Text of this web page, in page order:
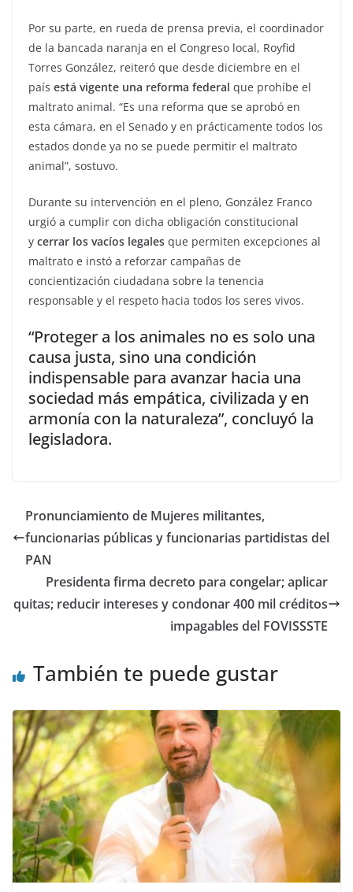
Por su parte, en rueda de prensa previa, el coordinador
de la bancada naranja en el Congreso local, Royfid
Torres González, reiteró que desde diciembre en el
país está vigente una reforma federal que prohíbe el
maltrato animal. “Es una reforma que se aprobó en
esta cámara, en el Senado y en prácticamente todos los
estados donde ya no se puede permitir el maltrato
animal”, sostuvo.
Durante su intervención en el pleno, González Franco
urgió a cumplir con dicha obligación constitucional
y cerrar los vacíos legales que permiten excepciones al
maltrato e instó a reforzar campañas de
concientización ciudadana sobre la tenencia
responsable y el respeto hacia todos los seres vivos.
“Proteger a los animales no es solo una
causa justa, sino una condición
indispensable para avanzar hacia una
sociedad más empática, civilizada y en
armonía con la naturaleza”, concluyó la
legisladora.
Pronunciamiento de Mujeres militantes,
funcionarias públicas y funcionarias partidistas del
PAN
Presidenta firma decreto para congelar; aplicar
quitas; reducir intereses y condonar 400 mil créditos
impagables del FOVISSSTE
También te puede gustar